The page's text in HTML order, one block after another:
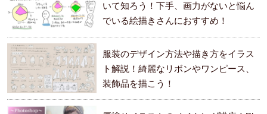
いて知ろう！下手、画力がないと悩ん
でいる絵描きさんにおすすめ！
服装のデザイン方法や描き方をイラス
ト解説！綺麗なリボンやワンピース、
装飾品を描こう！